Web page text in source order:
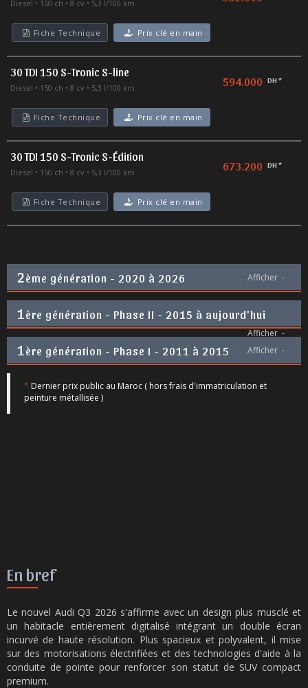
Diesel 150 ch 8 cv 5,3 l/100 km
Fiche Technique Prix clé en main
30 TDI 150 S-Tronic S-line
Diesel 150 ch 8 cv 5,3 l/100 km 594.000 DH *
Fiche Technique Prix clé en main
30 TDI 150 S-Tronic S-Édition
Diesel 150 ch 8 cv 5,3 l/100 km 673.200 DH *
Fiche Technique Prix clé en main
2ème génération - 2020 à 2026 Afficher -
1 ère génération - Phase II - 2015 à aujourd'hui
Afficher -
1 ère génération - Phase I - 2011 à 2015 Afficher -
* Dernier prix public au Maroc ( hors frais d'immatriculation et
peinture métallisée )
En bref
Le nouvel Audi Q3 2026 s'affirme avec un design plus musclé et
un habitacle entièrement digitalisé intégrant un double écran
incurvé de haute résolution. Plus spacieux et polyvalent, il mise
sur des motorisations électrifiées et des technologies d'aide à la
conduite de pointe pour renforcer son statut de SUV compact
premium.